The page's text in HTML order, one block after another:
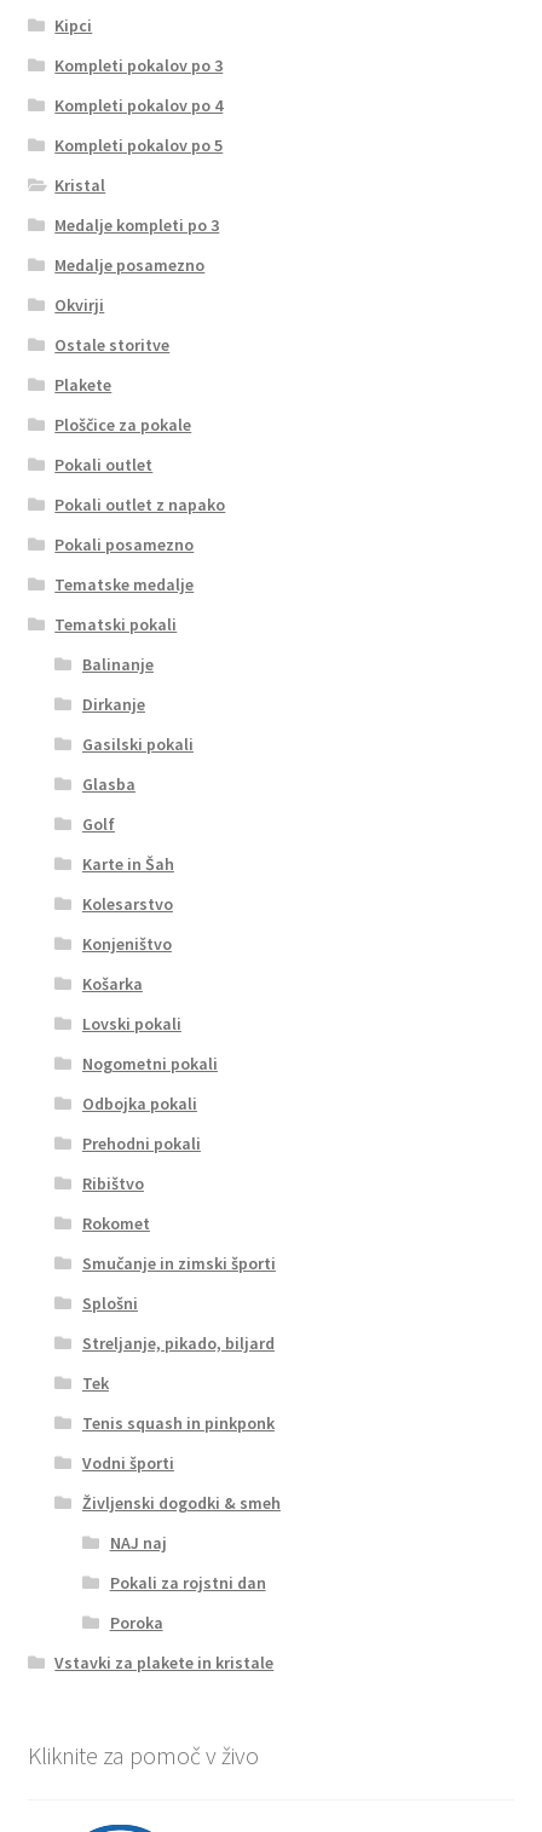
Kipci
Kompleti pokalov po 3
Kompleti pokalov po 4
Kompleti pokalov po 5
Kristal
Medalje kompleti po 3
Medalje posamezno
Okvirji
Ostale storitve
Plakete
Ploščice za pokale
Pokali outlet
Pokali outlet z napako
Pokali posamezno
Tematske medalje
Tematski pokali
Balinanje
Dirkanje
Gasilski pokali
Glasba
Golf
Karte in Šah
Kolesarstvo
Konjeništvo
Košarka
Lovski pokali
Nogometni pokali
Odbojka pokali
Prehodni pokali
Ribištvo
Rokomet
Smučanje in zimski športi
Splošni
Streljanje, pikado, biljard
Tek
Tenis squash in pinkponk
Vodni športi
Življenski dogodki & smeh
NAJ naj
Pokali za rojstni dan
Poroka
Vstavki za plakete in kristale
Kliknite za pomoč v živo